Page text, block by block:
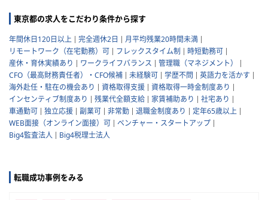
東京都の求人をこだわり条件から探す
年間休日120日以上 完全週休2日
月平均残業20時間未満
リモートワーク（在宅勤務）可
フレックスタイム制
時短勤務可
産休・育休実績あり
ワークライフバランス
管理職（マネジメント）
CFO（最高財務責任者）・CFO候補
未経験可 学歴不問
英語力を活かす
海外赴任・駐在の機会あり
資格取得支援
資格取得一時金制度あり
インセンティブ制度あり
残業代全額支給 家賃補助あり
社宅あり
車通勤可
独立応援 副業可 非常勤 退職金制度あり
定年65歳以上
WEB面接（オンライン面接）可
ベンチャー・スタートアップ
Big4監査法人
Big4税理士法人
転職成功事例をみる